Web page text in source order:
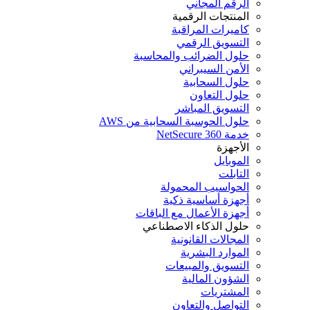
الرقم المجاني
المنتجات الرقمية
كاميرات المراقبة
التسويق الرقمي
حلول الضرائب والمحاسبة
الأمن السيبراني
حلول السحابية
حلول التعاون
التسويق المباشر
حلول الحوسبة السحابية من AWS
خدمة NetSecure 360
الأجهزة
الموبايل
التابلت
الحواسيب المحمولة
أجهزة أساسية ذكية
أجهزة الأعمال مع الباقات
حلول الذكاء الاصطناعي
المجالات القانونية
الموارد البشرية
التسويق والمبيعات
الشؤون المالية
المشتريات
التواصل والتعاون